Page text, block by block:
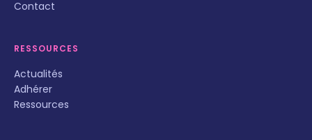
Contact
RESSOURCES
Actualités
Adhérer
Ressources